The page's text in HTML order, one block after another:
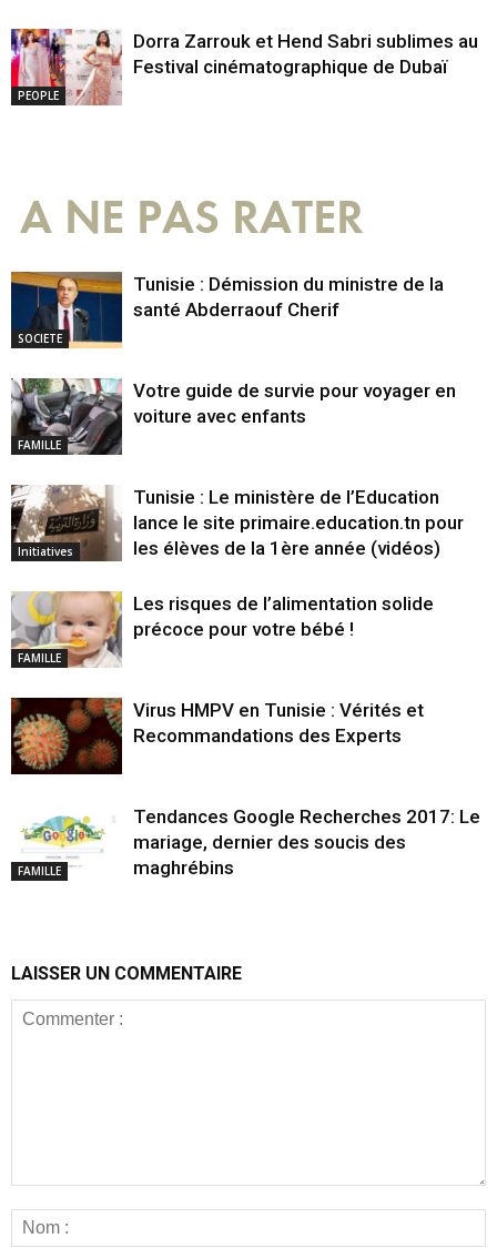
PEOPLE
Dorra Zarrouk et Hend Sabri sublimes au
Festival cinématographique de Dubaï
A NE PAS RATER
SOCIETE
Tunisie : Démission du ministre de la
santé Abderraouf Cherif
FAMILLE
Votre guide de survie pour voyager en
voiture avec enfants
Initiatives
Tunisie : Le ministère de l’Education
lance le site primaire.education.tn pour
les élèves de la 1ère année (vidéos)
FAMILLE
Les risques de l’alimentation solide
précoce pour votre bébé !
Virus HMPV en Tunisie : Vérités et
Recommandations des Experts
FAMILLE
Tendances Google Recherches 2017: Le
mariage, dernier des soucis des
maghrébins
LAISSER UN COMMENTAIRE